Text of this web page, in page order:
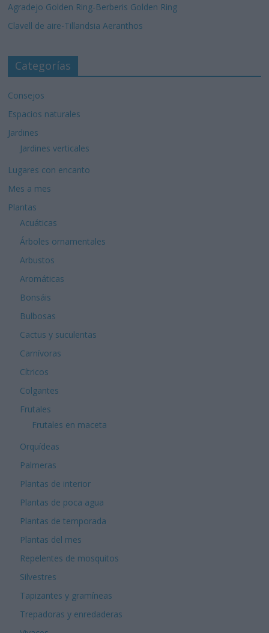
Agradejo Golden Ring-Berberis Golden Ring
Clavell de aire-Tillandsia Aeranthos
Categorías
Consejos
Espacios naturales
Jardines
Jardines verticales
Lugares con encanto
Mes a mes
Plantas
Acuáticas
Árboles ornamentales
Arbustos
Aromáticas
Bonsáis
Bulbosas
Cactus y suculentas
Carnívoras
Cítricos
Colgantes
Frutales
Frutales en maceta
Orquídeas
Palmeras
Plantas de interior
Plantas de poca agua
Plantas de temporada
Plantas del mes
Repelentes de mosquitos
Silvestres
Tapizantes y gramíneas
Trepadoras y enredaderas